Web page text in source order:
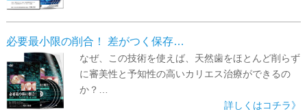
必要最小限の削合！ 差がつく保存…
なぜ、この技術を使えば、天然歯をほとんど削らず
に審美性と予知性の高いカリエス治療ができるの
か？…
詳しくはコチラ》